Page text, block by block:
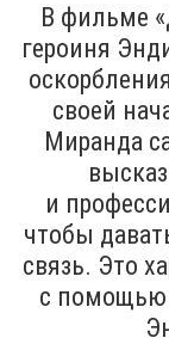
В фильме
героиня
своей
Миранда
и
чтобы
связь. Это
с помощью